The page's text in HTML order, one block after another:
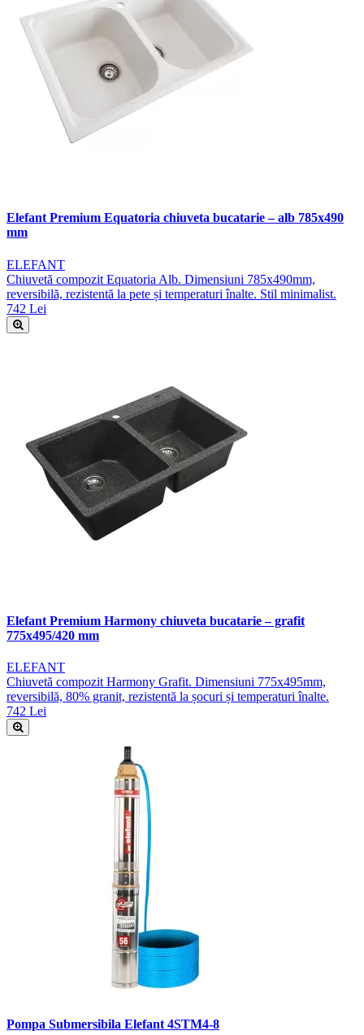
Elefant Premium Equatoria chiuveta bucatarie – alb 785x490
mm
ELEFANT
Chiuvetă compozit Equatoria Alb. Dimensiuni 785x490mm,
reversibilă, rezistentă la pete și temperaturi înalte. Stil minimalist.
742 Lei
Elefant Premium Harmony chiuveta bucatarie – grafit
775x495/420 mm
ELEFANT
Chiuvetă compozit Harmony Grafit. Dimensiuni 775x495mm,
reversibilă, 80% granit, rezistentă la șocuri și temperaturi înalte.
742 Lei
Pompa Submersibila Elefant 4STM4-8